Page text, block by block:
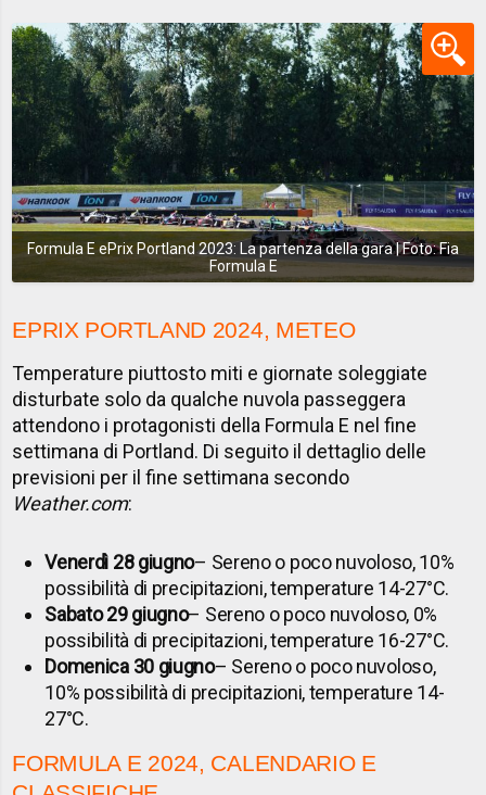
Formula E ePrix Portland 2023: La partenza della gara | Foto: Fia
Formula E
EPRIX PORTLAND 2024, METEO
Temperature piuttosto miti e giornate soleggiate
disturbate solo da qualche nuvola passeggera
attendono i protagonisti della Formula E nel fine
settimana di Portland. Di seguito il dettaglio delle
previsioni per il fine settimana secondo
Weather.com:
Venerdì 28 giugno– Sereno o poco nuvoloso, 10%
possibilità di precipitazioni, temperature 14-27°C.
Sabato 29 giugno– Sereno o poco nuvoloso, 0%
possibilità di precipitazioni, temperature 16-27°C.
Domenica 30 giugno– Sereno o poco nuvoloso,
10% possibilità di precipitazioni, temperature 14-
27°C.
FORMULA E 2024, CALENDARIO E